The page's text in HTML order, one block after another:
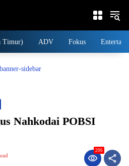
Timur) ADV Fokus Entertain
Nahkodai POBSI
206